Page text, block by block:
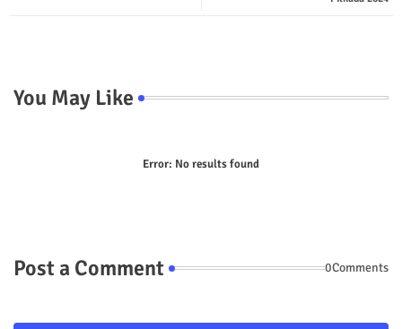
You May Like
Error: No results found
Post a Comment 0Comments